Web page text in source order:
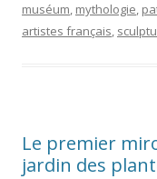
muséum, mythologie,
artistes français,
Le premier
jardin des